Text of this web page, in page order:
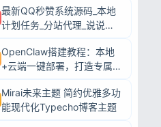
最新QQ秒赞系统源码_本地
计划任务_分站代理_说说赞
OpenClaw搭建教程：本地
+云端一键部署，打造专属AI
Mirai未来主题 简约优雅多功
能现代化Typecho博客主题